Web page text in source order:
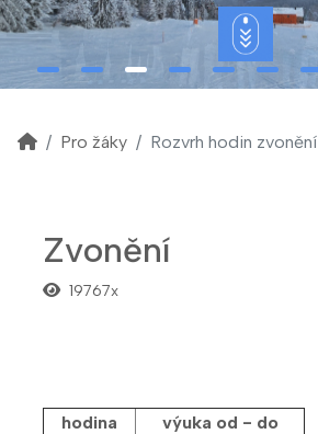
Pro žáky Rozvrh hodin zvonění
Zvonění
19767x
hodina
výuka od - do